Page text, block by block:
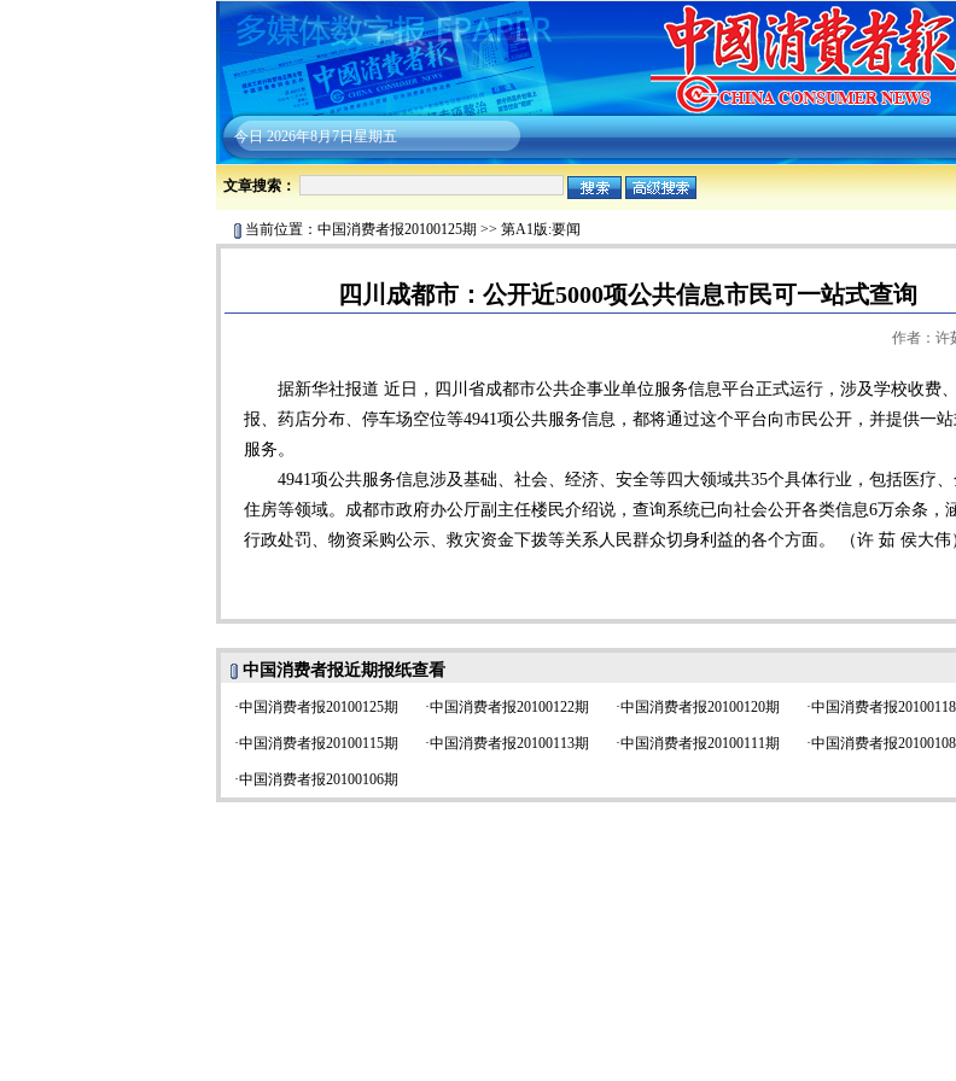
今日2026年8月7日星期五
文章搜索：
当前位置： 中国消费者报20100125期 >> 第A1版:要闻
四川成都市：公开近5000项公共信息市民可一站式查询
作者：许
据新华社报道 近日，四川省成都市公共企事业单位服务信息平台正式运行，涉及学校收费
报、药店分布、停车场空位等4941项公共服务信息，都将通过这个平台向市民公开，并提供一
服务。
4941项公共服务信息涉及基础、社会、经济、安全等四大领域共35个具体行业，包括医疗、
住房等领域。成都市政府办公厅副主任楼民介绍说，查询系统已向社会公开各类信息6万余条，
行政处罚、物资采购公示、救灾资金下拨等关系人民群众切身利益的各个方面。 （许 茹 侯大伟
中国消费者报近期报纸查看
·中国消费者报20100125期 ·中国消费者报20100122期 ·中国消费者报20100120期 ·中国消费者报
·中国消费者报20100115期 ·中国消费者报20100113期 ·中国消费者报20100111期 ·中国消费者报
·中国消费者报20100106期